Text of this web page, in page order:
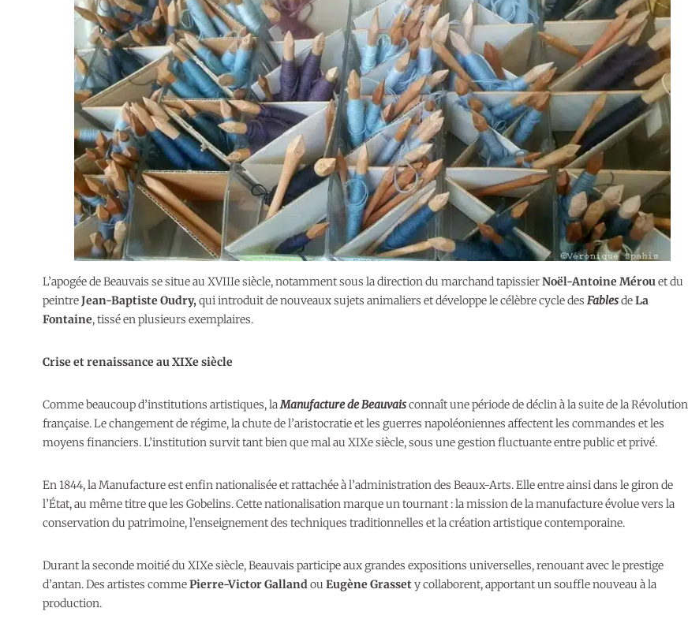
L’apogée de Beauvais se situe au XVIIIe siècle, notamment sous la direction du marchand tapissierNoël-Antoine Mérou et du
peintreJean-Baptiste Oudry, qui introduit de nouveaux sujets animaliers et développe le célèbre cycle des FablesdeLa
Fontaine, tissé en plusieurs exemplaires.
Crise et renaissance au XIXe siècle
Comme beaucoup d’institutions artistiques, la Manufacture de Beauvaisconnaît une période de déclin à la suite de la Révolution
française. Le changement de régime, la chute de l’aristocratie et les guerres napoléoniennes affectent les commandes et les
moyens financiers. L’institution survit tant bien que mal au XIXe siècle, sous une gestion fluctuante entre public et privé.
En 1844, la Manufacture est enfin nationalisée et rattachée à l’administration des Beaux-Arts. Elle entre ainsi dans le giron de
l’État, au même titre que les Gobelins. Cette nationalisation marque un tournant : la mission de la manufacture évolue vers la
conservation du patrimoine, l’enseignement des techniques traditionnelles et la création artistique contemporaine.
Durant la seconde moitié du XIXe siècle, Beauvais participe aux grandes expositions universelles, renouant avec le prestige
d’antan. Des artistes commePierre-Victor Galland ou Eugène Grassety collaborent, apportant un souffle nouveau à la
production.